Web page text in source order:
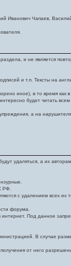
Иванович Чапаев,
и не является
и т.п. Тексты на
иное), в то время как
будет читать
а на
удаляться, а их
РФ.
с удалением всех их
форума.
Под данное
В случае
от него